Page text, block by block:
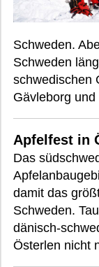
Schweden.
Schweden
schwedischen
Gävleborg
Apfelfest in
Das
damit das
Schweden.
dänisch-
Österlen nicht